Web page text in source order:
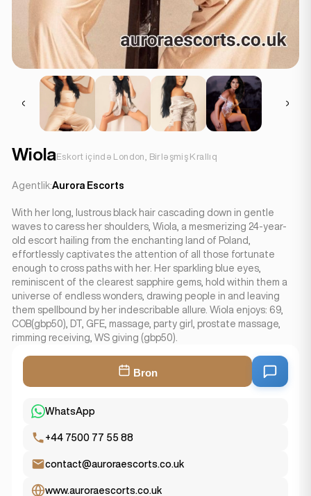
WiolaEskort içində London, Birləşmiş Krallıq
Agentlik:Aurora Escorts
With her long, lustrous black hair cascading down in gentle
waves to caress her shoulders, Wiola, a mesmerizing 24-year-
old escort hailing from the enchanting land of Poland,
effortlessly captivates the attention of all those fortunate
enough to cross paths with her. Her sparkling blue eyes,
reminiscent of the clearest sapphire gems, hold within them a
universe of endless wonders, drawing people in and leaving
them spellbound by her indescribable allure. Wiola enjoys: 69,
COB(gbp50), DT, GFE, massage, party girl, prostate massage,
rimming receiving, WS giving (gbp50).
Bron
WhatsApp
+44 7500 77 55 88
contact@auroraescorts.co.uk
www.auroraescorts.co.uk